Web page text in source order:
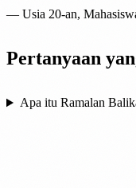
— Usia 20-an,
Pertanyaan
Apa itu Ramalan